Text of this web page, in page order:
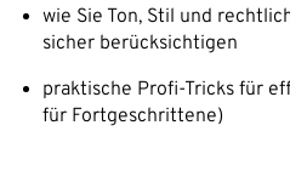
wie Sie Ton, Stil und
sicher berücksichtigen
praktische Profi-Tricks für
für Fortgeschrittene)